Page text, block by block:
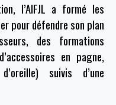
l’AIFJL a formé les
pour défendre son plan
des formations
en pagne,
suivis d’une